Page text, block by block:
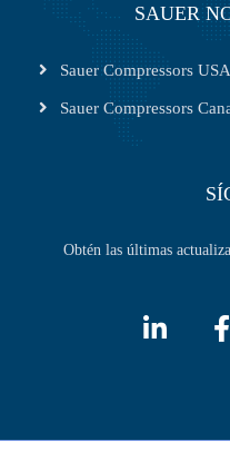
SAUER
Sauer Compressors USA
Sauer Compressors
Obtén las últimas